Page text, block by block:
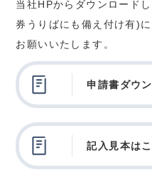
当社HPからダウンロード
券うりばにも備え付け有)
お願いいたします。
申請書ダウ
記入見本は